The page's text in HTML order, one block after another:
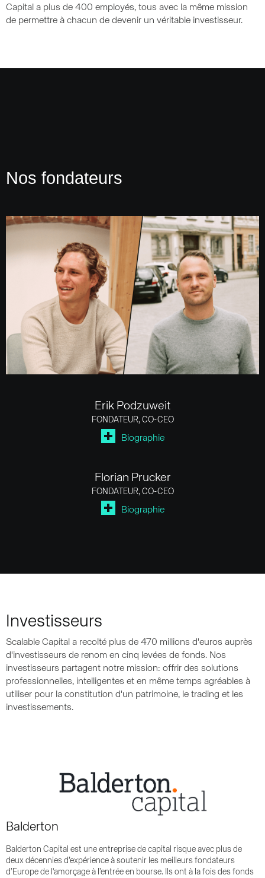
Capital a plus de 400 employés, tous avec la même mission
de permettre à chacun de devenir un véritable investisseur.
Nos fondateurs
Erik Podzuweit
FONDATEUR, CO-CEO
Biographie
Florian Prucker
FONDATEUR, CO-CEO
Biographie
Investisseurs
Scalable Capital a recolté plus de 470 millions d'euros auprès
d'investisseurs de renom en cinq levées de fonds. Nos
investisseurs partagent notre mission: offrir des solutions
professionnelles, intelligentes et en même temps agréables à
utiliser pour la constitution d'un patrimoine, le trading et les
investissements.
Balderton
Balderton Capital est une entreprise de capital risque avec plus de
deux décennies d’expérience à soutenir les meilleurs fondateurs
d’Europe de l'amorçage à l’entrée en bourse. Ils ont à la fois des fonds